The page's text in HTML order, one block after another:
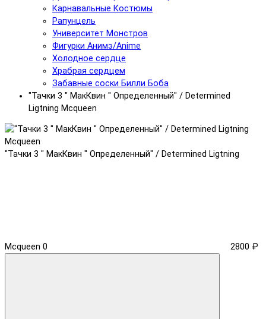
Карнавальные Костюмы
Рапунцель
Университет Монстров
Фигурки Анимэ/Anime
Холодное сердце
Храбрая сердцем
Забавные соски Билли Боба
"Тачки 3 " МакКвин " Определенный" / Determined
Ligtning Mcqueen
"Тачки 3 " МакКвин " Определенный" / Determined Ligtning
Mcqueen 0 2800 ₽